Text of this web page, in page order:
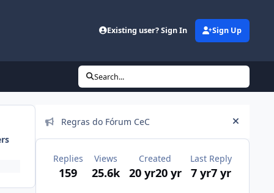
Existing user? Sign In Sign Up
Search...
Announcements
Regras do Fórum CeC
Hide
Replies
159
Views
25.6k
Created
20 yr20 yr
Last Reply
7 yr7 yr